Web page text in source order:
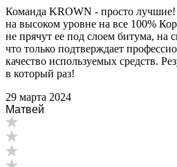
Команда KROWN - просто
на высоком уровне на все 100%
не прячут ее под слоем битума, на
что только подтверждает
качество используемых средств.
в который раз!
29 марта 2024
Матвей